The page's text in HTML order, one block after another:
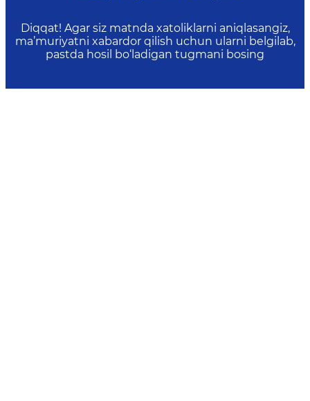
Diqqat! Agar siz matnda xatoliklarni aniqlasangiz,
ma’muriyatni xabardor qilish uchun ularni belgilab,
pastda hosil bo‘ladigan tugmani bosing